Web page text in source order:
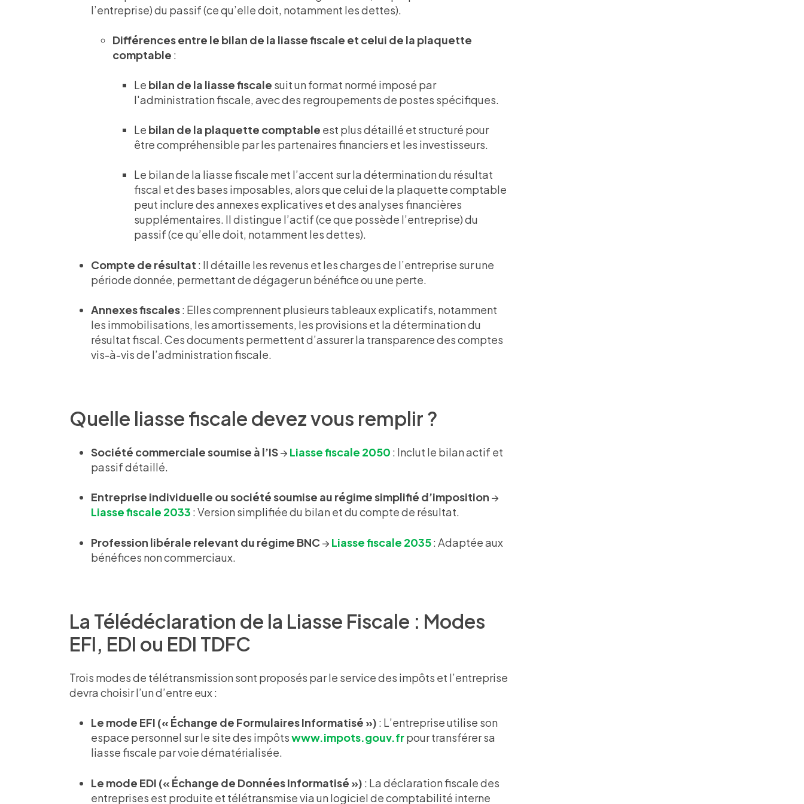
l’entreprise) du passif (ce qu’elle doit, notamment les dettes).
Différences entre le bilan de la liasse fiscale et celui de la plaquette
comptable :
Le bilan de la liasse fiscale suit un format normé imposé par
l'administration fiscale, avec des regroupements de postes spécifiques.
Le bilan de la plaquette comptable est plus détaillé et structuré pour
être compréhensible par les partenaires financiers et les investisseurs.
Le bilan de la liasse fiscale met l’accent sur la détermination du résultat
fiscal et des bases imposables, alors que celui de la plaquette comptable
peut inclure des annexes explicatives et des analyses financières
supplémentaires. Il distingue l’actif (ce que possède l’entreprise) du
passif (ce qu’elle doit, notamment les dettes).
Compte de résultat : Il détaille les revenus et les charges de l’entreprise sur une
période donnée, permettant de dégager un bénéfice ou une perte.
Annexes fiscales: Elles comprennent plusieurs tableaux explicatifs, notamment
les immobilisations, les amortissements, les provisions et la détermination du
résultat fiscal. Ces documents permettent d’assurer la transparence des comptes
vis-à-vis de l’administration fiscale.
Quelle liasse fiscale devez vous remplir ?
Société commerciale soumise à l’IS→ Liasse fiscale 2050 : Inclut le bilan actif et
passif détaillé.
Entreprise individuelle ou société soumise au régime simplifié d’imposition →
Liasse fiscale 2033 : Version simplifiée du bilan et du compte de résultat.
Profession libérale relevant du régime BNC → Liasse fiscale 2035: Adaptée aux
bénéfices non commerciaux.
La Télédéclaration de la Liasse Fiscale : Modes
EFI, EDI ou EDI TDFC
Trois modes de télétransmission sont proposés par le service des impôts et l’entreprise
devra choisir l’un d’entre eux :
Le mode EFI (« Échange de Formulaires Informatisé ») : L’entreprise utilise son
espace personnel sur le site des impôtswww.impots.gouv.frpour transférer sa
liasse fiscale par voie dématérialisée.
Le mode EDI (« Échange de Données Informatisé ») : La déclaration fiscale des
entreprises est produite et télétransmise via un logiciel de comptabilité interne